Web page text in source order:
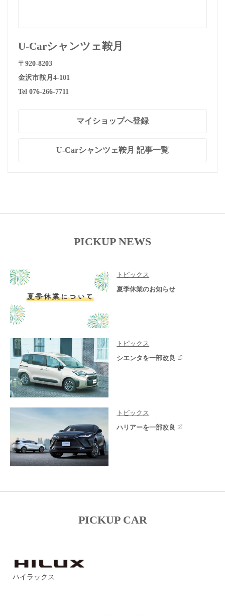
U-Carシャンツェ鞍月
〒920-8203
金沢市鞍月4-101
Tel 076-266-7711
マイショップへ登録
U-Carシャンツェ鞍月 記事一覧
PICKUP NEWS
トピックス
夏季休業のお知らせ
トピックス
シエンタを一部改良
トピックス
ハリアーを一部改良
PICKUP CAR
ハイラックス